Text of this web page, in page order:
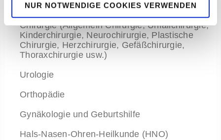
NUR NOTWENDIGE COOKIES VERWENDEN
Lungen und Bronchialheilkunde
Chirurgie (Allgemein Chirurgie, Unfallchirurgie,
Kinderchirurgie, Neurochirurgie, Plastische
Chirurgie, Herzchirurgie, Gefäßchirurgie,
Thoraxchirurgie usw.)
Urologie
Orthopädie
Gynäkologie und Geburtshilfe
Hals-Nasen-Ohren-Heilkunde (HNO)